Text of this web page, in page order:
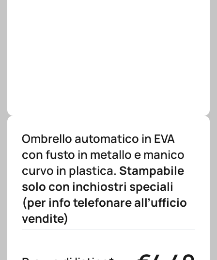
Ombrello automatico in EVA
con fusto in metallo e manico
curvo in plastica. Stampabile
solo con inchiostri speciali
(per info telefonare all’ufficio
vendite)